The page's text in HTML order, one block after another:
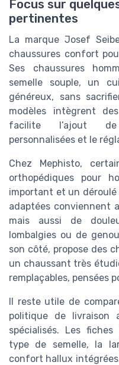
Focus sur
pertinentes
La marque Josef
chaussures confort
Ses chaussures
semelle souple, un
généreux, sans
modèles intègrent
facilite l’ajout de
personnalisées et le
Chez Mephisto,
orthopédiques pour
important et un déroulé
adaptées conviennent
mais aussi de
lombalgies ou de
son côté, propose des
un chaussant très
remplaçables, pensées
Il reste utile de
politique de livraison
spécialisés. Les
type de semelle, la
confort hallux